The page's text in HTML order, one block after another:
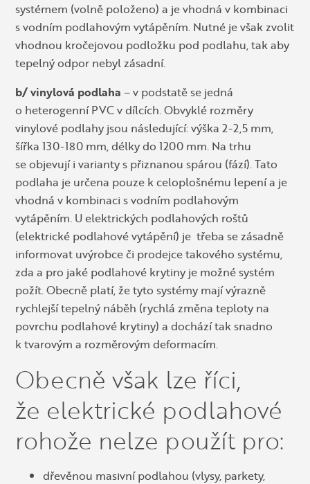
systémem (volně položeno) a je vhodná v kombinaci
s vodním podlahovým vytápěním. Nutné je však zvolit
vhodnou kročejovou podložku pod podlahu, tak aby
tepelný odpor nebyl zásadní.
b/ vinylová podlaha – v podstatě se jedná
o heterogenní PVC v dílcích. Obvyklé rozměry
vinylové podlahy jsou následující: výška 2-2,5 mm,
šířka 130-180 mm, délky do 1200 mm. Na trhu
se objevují i varianty s přiznanou spárou (fází). Tato
podlaha je určena pouze k celoplošnému lepení a je
vhodná v kombinaci s vodním podlahovým
vytápěním. U elektrických podlahových roštů
(elektrické podlahové vytápění) je třeba se zásadně
informovat uvýrobce či prodejce takového systému,
zda a pro jaké podlahové krytiny je možné systém
požít. Obecně platí, že tyto systémy mají výrazně
rychlejší tepelný náběh (rychlá změna teploty na
povrchu podlahové krytiny) a dochází tak snadno
k tvarovým a rozměrovým deformacím.
Obecně však lze říci,
že elektrické podlahové
rohože nelze použít pro:
dřevěnou masivní podlahou (vlysy, parkety,